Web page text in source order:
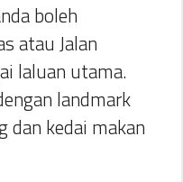
boleh
atau Jalan
laluan utama.
landmark
dan kedai makan